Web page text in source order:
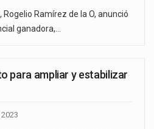
Rogelio Ramírez de la O, anunció
ganadora,…
para ampliar y estabilizar